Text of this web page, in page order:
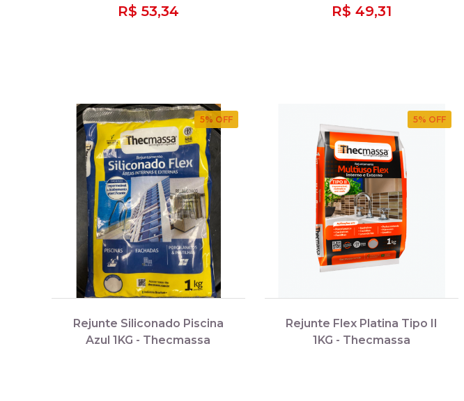
R$ 53,34 R$ 49,31
5% OFF
Rejunte Siliconado Piscina
Azul 1KG - Thecmassa
5% OFF
Rejunte Flex Platina Tipo II
1KG - Thecmassa